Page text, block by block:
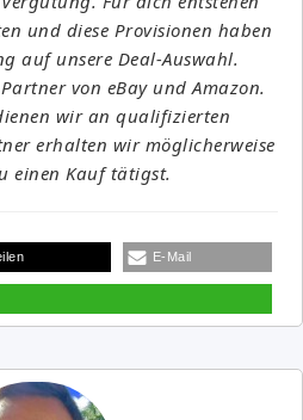
und diese Provisionen haben
auf unsere Deal-Auswahl.
von eBay und Amazon.
wir an qualifizierten
erhalten wir möglicherweise
einen Kauf tätigst.
E-Mail